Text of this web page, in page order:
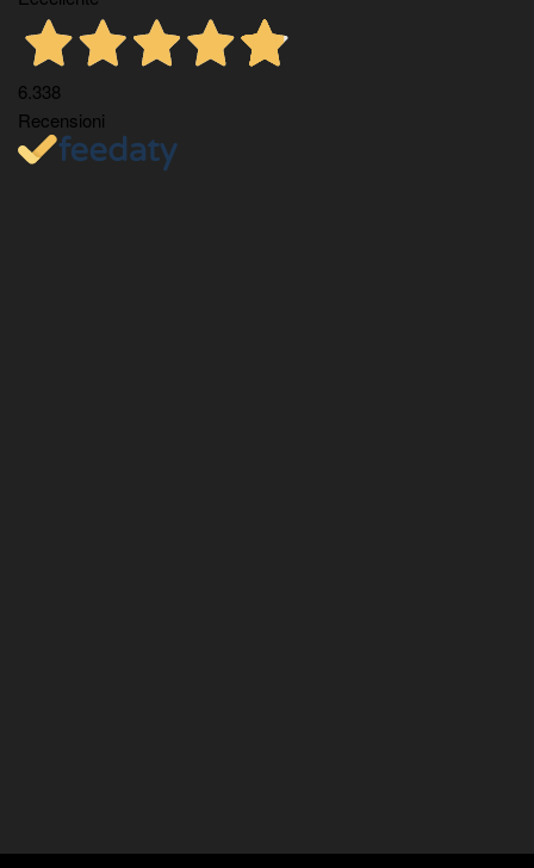
6.338
Recensioni